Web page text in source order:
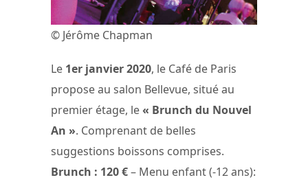
© Jérôme Chapman
Le 1er janvier 2020, le Café de Paris
propose au salon Bellevue, situé au
premier étage, le« Brunch du Nouvel
An ». Comprenant de belles
suggestions boissons comprises.
Brunch : 120 €– Menu enfant (-12 ans):